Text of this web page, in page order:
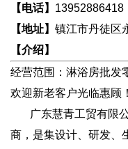
【电话】 13952886418
【地址】 镇江市丹徒区
【介绍】
经营范围：淋浴房批发
欢迎新老客户光临惠顾！
广东慧青工贸有限公
商，是集设计、研发、